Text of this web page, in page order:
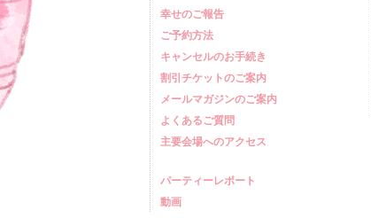
幸せのご報告
ご予約方法
キャンセルのお手続き
割引チケットのご案内
メールマガジンのご案内
よくあるご質問
主要会場へのアクセス
パーティーレポート
動画